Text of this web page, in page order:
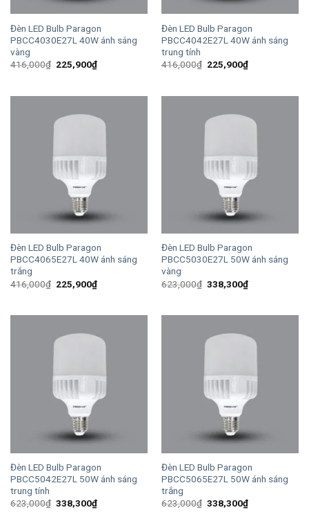
Đèn LED Bulb Paragon
PBCC4030E27L 40W ánh sáng
vàng
416,000₫ Giá
225,900₫Giá
hiện
225,900₫.
Đèn LED Bulb Paragon
PBCC4042E27L 40W ánh sáng
trung tính
416,000₫ Giá
225,900₫Giá
hiện
225,900₫.
Đèn LED Bulb Paragon
PBCC4065E27L 40W ánh sáng
trắng
416,000₫ Giá
225,900₫Giá
hiện
Đèn LED Bulb Paragon
PBCC5030E27L 50W ánh sáng
vàng
623,000₫ Giá
338,300₫Giá
hiện
Đèn LED Bulb Paragon
PBCC5042E27L 50W ánh sáng
trung tính
623,000₫ Giá
338,300₫Giá
hiện
Đèn LED Bulb Paragon
PBCC5065E27L 50W ánh sáng
trắng
623,000₫ Giá
338,300₫Giá
hiện